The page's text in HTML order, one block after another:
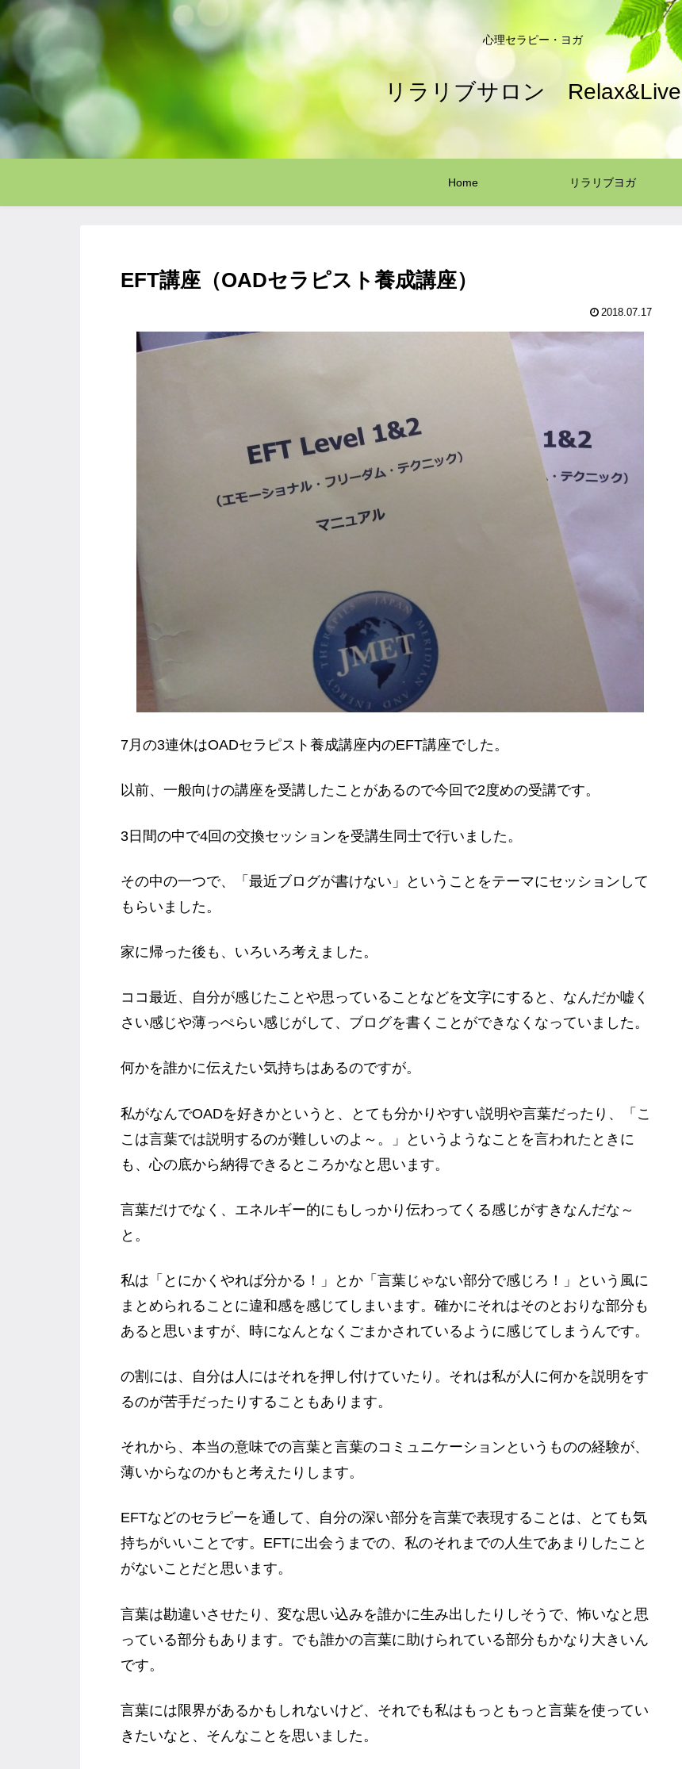
心理セラピー・ヨガ
リラリブサロン Relax&Live
Home リラリブヨガ
EFT講座（OADセラピスト養成講座）
2018.07.17
7月の3連休はOADセラピスト養成講座内のEFT講座でした。
以前、一般向けの講座を受講したことがあるので今回で2度めの受講です。
3日間の中で4回の交換セッションを受講生同士で行いました。
その中の一つで、「最近ブログが書けない」ということをテーマにセッションして
もらいました。
家に帰った後も、いろいろ考えました。
ココ最近、自分が感じたことや思っていることなどを文字にすると、なんだか嘘く
さい感じや薄っぺらい感じがして、ブログを書くことができなくなっていました。
何かを誰かに伝えたい気持ちはあるのですが。
私がなんでOADを好きかというと、とても分かりやすい説明や言葉だったり、「こ
こは言葉では説明するのが難しいのよ～。」というようなことを言われたときに
も、心の底から納得できるところかなと思います。
言葉だけでなく、エネルギー的にもしっかり伝わってくる感じがすきなんだな～
と。
私は「とにかくやれば分かる！」とか「言葉じゃない部分で感じろ！」という風に
まとめられることに違和感を感じてしまいます。確かにそれはそのとおりな部分も
あると思いますが、時になんとなくごまかされているように感じてしまうんです。
の割には、自分は人にはそれを押し付けていたり。それは私が人に何かを説明をす
るのが苦手だったりすることもあります。
それから、本当の意味での言葉と言葉のコミュニケーションというものの経験が、
薄いからなのかもと考えたりします。
EFTなどのセラピーを通して、自分の深い部分を言葉で表現することは、とても気
持ちがいいことです。EFTに出会うまでの、私のそれまでの人生であまりしたこと
がないことだと思います。
言葉は勘違いさせたり、変な思い込みを誰かに生み出したりしそうで、怖いなと思
っている部分もあります。でも誰かの言葉に助けられている部分もかなり大きいん
です。
言葉には限界があるかもしれないけど、それでも私はもっともっと言葉を使ってい
きたいなと、そんなことを思いました。